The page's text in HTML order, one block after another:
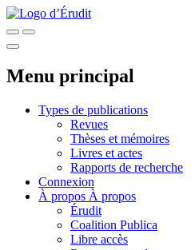
Menu principal
Types de publications
Revues
Thèses et mémoires
Livres et actes
Rapports de recherche
Connexion
À propos À propos
Érudit
Coalition Publica
Libre accès